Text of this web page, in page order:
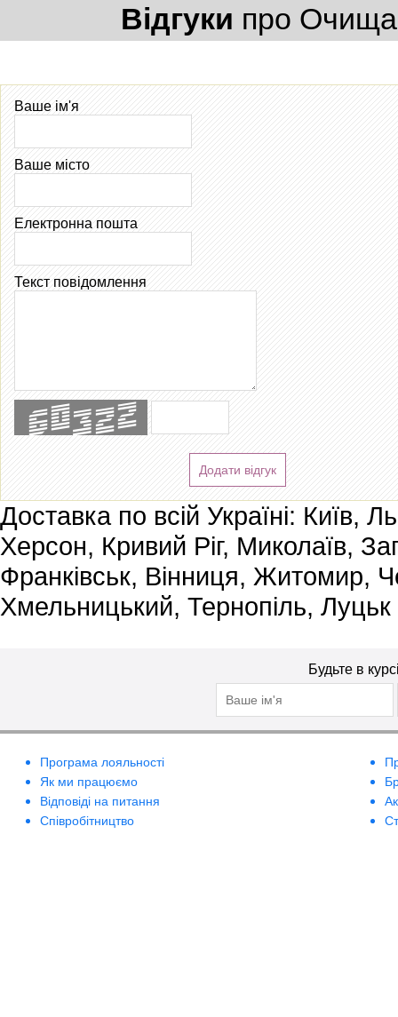
Відгуки про
Ваше ім'я
Ваше місто
Електронна пошта
Текст повідомлення
Додати відгук
Доставка по всій Україні: Київ,
Херсон, Кривий Ріг, Миколаїв,
Франківськ, Вінниця, Житомир,
Хмельницький, Тернопіль, Луцьк
Будьте в
Програма лояльності
Як ми працюємо
Відповіді на питання
Співробітництво